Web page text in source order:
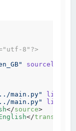
8"?>
main.py" line
main.py" line
</source>
</